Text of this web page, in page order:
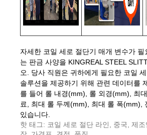
자세한 코일 세로 절단기 매개 변수가 필
는 판금 사양을 KINGREAL STEEL
오. 당사 직원은 귀하에게 필요한 코일
솔루션을 제공하기 위해 관련 데이터를
를 들어 롤 내경(mm), 롤 외경(mm), 최
료, 최대 롤 두께(mm), 최대 롤 폭(mm),
있습니다.
핫 태그: 코일 세로 절단 라인, 중국, 제